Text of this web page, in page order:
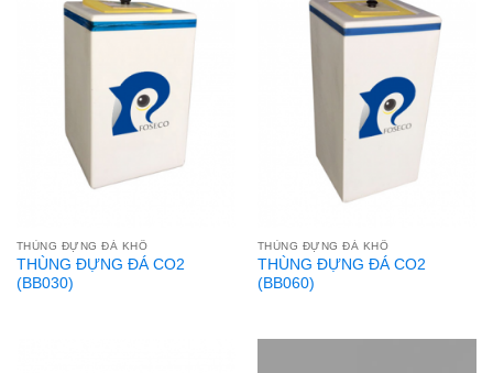
THÙNG ĐỰNG ĐÁ KHÔ
THÙNG ĐỰNG ĐÁ CO2
(BB030)
THÙNG ĐỰNG ĐÁ KHÔ
THÙNG ĐỰNG ĐÁ CO2
(BB060)